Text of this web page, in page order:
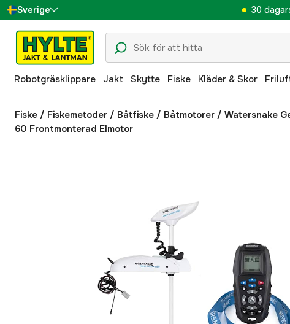
Sverige
Danmark
Suomi
Norge
Deutschland
30
Robotgräsklippare Jakt Skytte Fiske Kläder & Skor
Fiske / Fiskemetoder / Båtfiske / Båtmotorer / Watersnake
60 Frontmonterad Elmotor